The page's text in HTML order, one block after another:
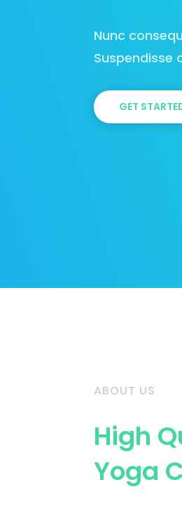
Nunc
Suspendisse
GET
ABOUT US
High
Yoga